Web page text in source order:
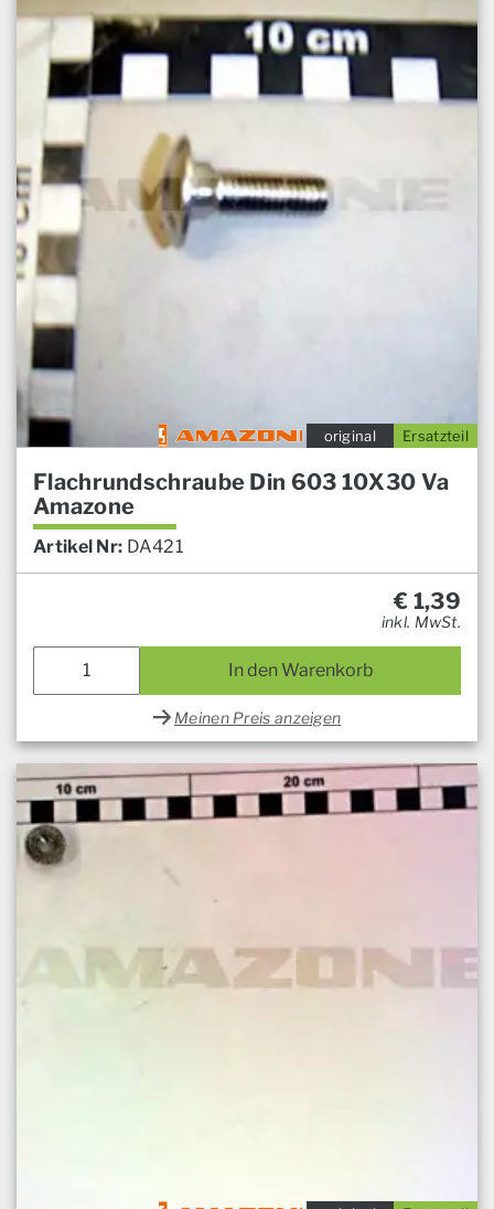
Ersatzteil
original
Flachrundschraube Din 603 10X30 Va
Amazone
Artikel Nr: DA421
€ 1,39
inkl. MwSt.
In den Warenkorb
Meinen Preis anzeigen